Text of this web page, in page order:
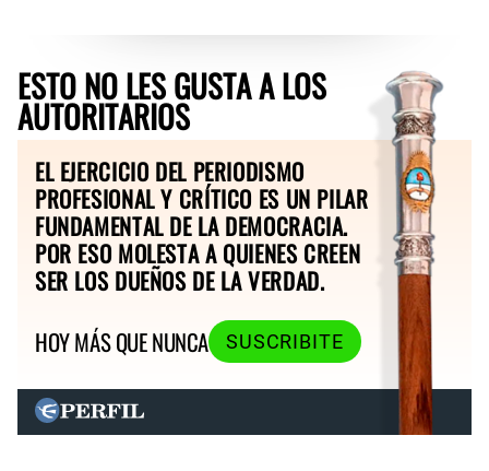
ESTO NO LES GUSTA A LOS
AUTORITARIOS
EL EJERCICIO DEL PERIODISMO
PROFESIONAL Y CRÍTICO ES UN PILAR
FUNDAMENTAL DE LA DEMOCRACIA.
POR ESO MOLESTA A QUIENES CREEN
SER LOS DUEÑOS DE LA VERDAD.
HOY MÁS QUE NUNCA
SUSCRIBITE